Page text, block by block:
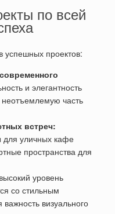
по всей
успешных проектов:
и элегантность
часть
встреч:
для уличных кафе
пространства для
высокий уровень
со стильным
визуального